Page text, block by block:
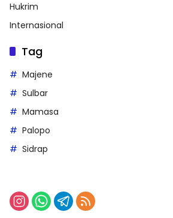
Hukrim
Internasional
Tag
Majene
Sulbar
Mamasa
Palopo
Sidrap